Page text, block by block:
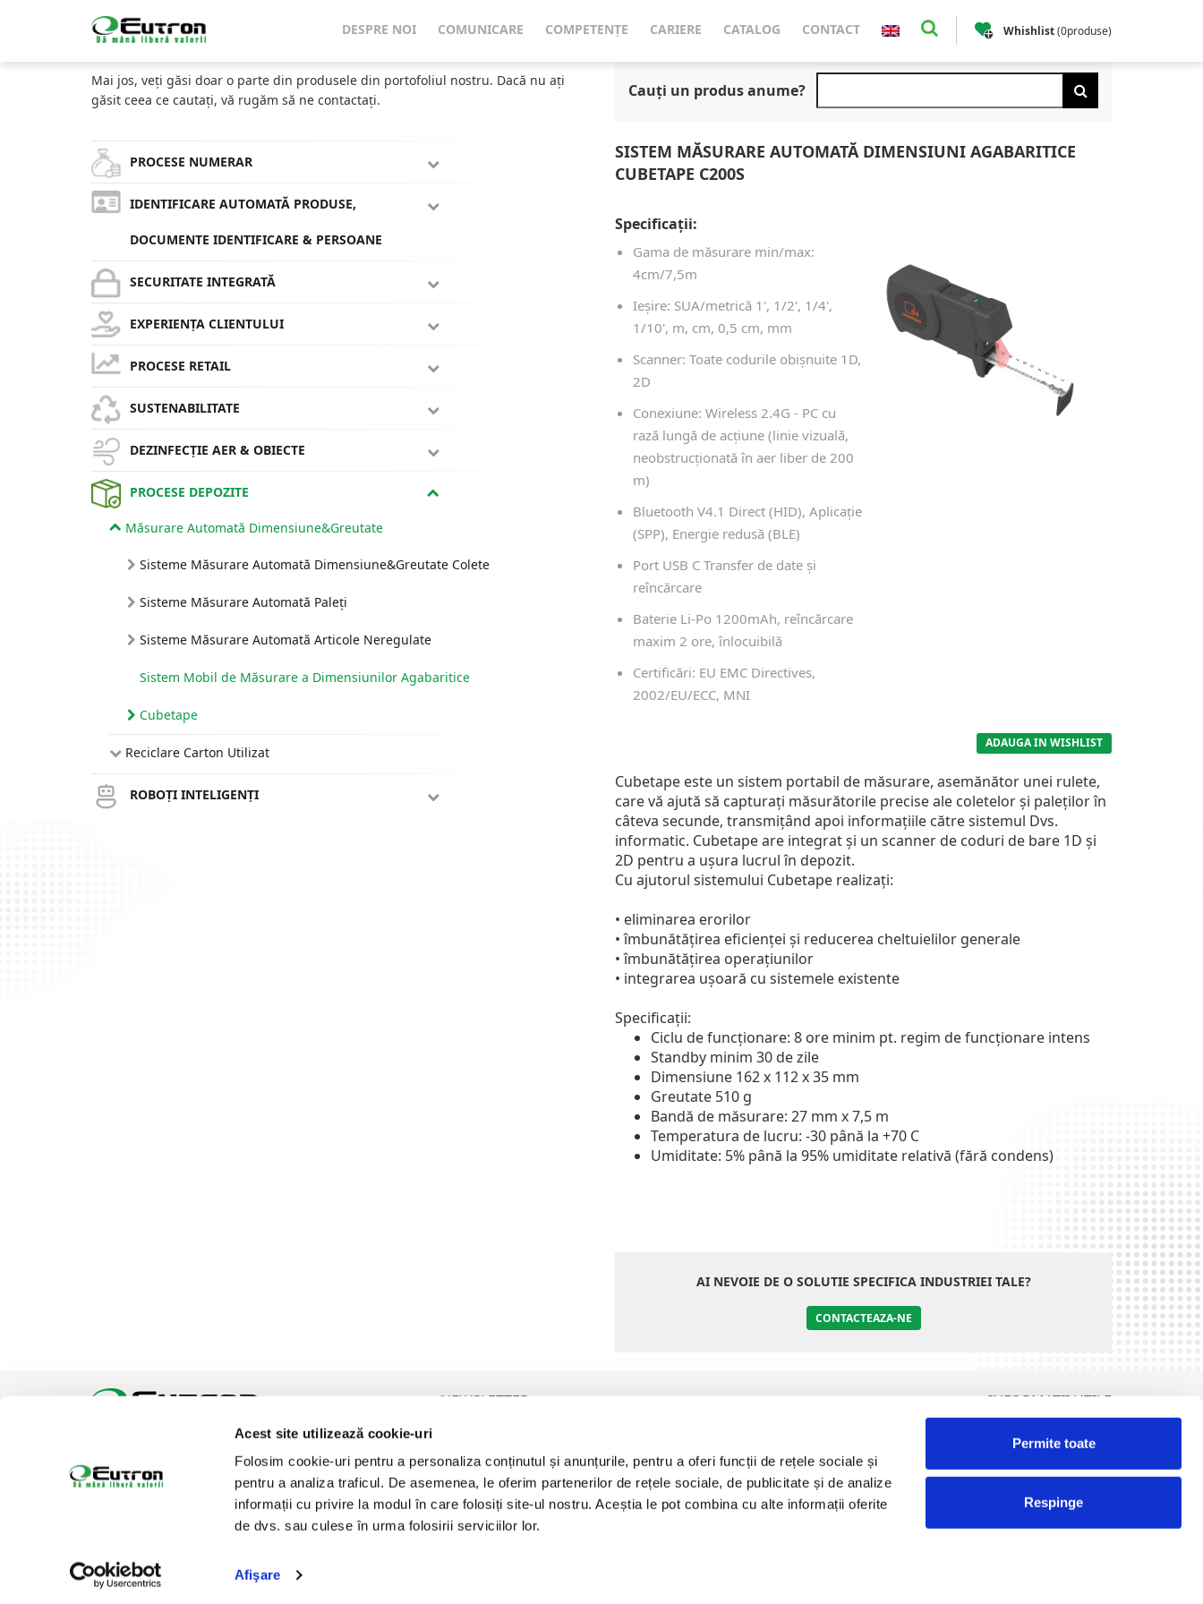
Acest site utilizează cookie-uri
Folosim cookie-uri pentru a personaliza conținutul și anunțurile, pentru a oferi funcții de rețele sociale și
pentru a analiza traficul. De asemenea, le oferim partenerilor de rețele sociale, de publicitate și de analize
informații cu privire la modul în care folosiți site-ul nostru. Aceștia le pot combina cu alte informații oferite
de dvs. sau culese în urma folosirii serviciilor lor.
Afişare
Permite toate
Respinge
Whishlist(0produse)
DESPRE NOI COMUNICARE COMPETENȚE CARIERE CATALOG CONTACT
Home
CATALOG
Mai jos, veți găsi doar o parte din produsele din portofoliul nostru. Dacă nu ați
găsit ceea ce cautați, vă rugăm să ne contactați.
Cauți un produs anume?
PROCESE NUMERAR
IDENTIFICARE AUTOMATĂ PRODUSE,
DOCUMENTE IDENTIFICARE & PERSOANE
SECURITATE INTEGRATĂ
EXPERIENȚA CLIENTULUI
PROCESE RETAIL
SUSTENABILITATE
DEZINFECȚIE AER & OBIECTE
PROCESE DEPOZITE
Măsurare Automată Dimensiune&Greutate
Sisteme Măsurare Automată Dimensiune&Greutate Colete
Sisteme Măsurare Automată Paleți
Sisteme Măsurare Automată Articole Neregulate
Sistem Mobil de Măsurare a Dimensiunilor Agabaritice
Cubetape
Reciclare Carton Utilizat
ROBOȚI INTELIGENȚI
SISTEM MĂSURARE AUTOMATĂ DIMENSIUNI AGABARITICE
CUBETAPE C200S
Specificații:
Gama de măsurare min/max:
4cm/7,5m
Ieșire: SUA/metrică 1', 1/2', 1/4',
1/10', m, cm, 0,5 cm, mm
Scanner: Toate codurile obișnuite 1D,
2D
Conexiune: Wireless 2.4G - PC cu
rază lungă de acțiune (linie vizuală,
neobstrucționată în aer liber de 200
m)
Bluetooth V4.1 Direct (HID), Aplicație
(SPP), Energie redusă (BLE)
Port USB C Transfer de date și
reîncărcare
Baterie Li-Po 1200mAh, reîncărcare
maxim 2 ore, înlocuibilă
Certificări: EU EMC Directives,
2002/EU/ECC, MNI
ADAUGA IN WISHLIST
Cubetape este un sistem portabil de măsurare, asemănător unei rulete,
care vă ajută să capturați măsurătorile precise ale coletelor și paleților în
câteva secunde, transmițând apoi informațiile către sistemul Dvs.
informatic. Cubetape are integrat și un scanner de coduri de bare 1D și
2D pentru a ușura lucrul în depozit.
Cu ajutorul sistemului Cubetape realizați:
• eliminarea erorilor
• îmbunătățirea eficienței și reducerea cheltuielilor generale
• îmbunătățirea operațiunilor
• integrarea ușoară cu sistemele existente
Specificații:
Ciclu de funcționare: 8 ore minim pt. regim de funcționare intens
Standby minim 30 de zile
Dimensiune 162 x 112 x 35 mm
Greutate 510 g
Bandă de măsurare: 27 mm x 7,5 m
Temperatura de lucru: -30 până la +70 C
Umiditate: 5% până la 95% umiditate relativă (fără condens)
AI NEVOIE DE O SOLUTIE SPECIFICA INDUSTRIEI TALE?
CONTACTEAZA-NE
Suntem prezenti pe
NEWSLETTER
Prin furnizarea adresei de email vă exprimați acordul pentru a
primi comunicări comerciale. Detalii aici: Politica de Prelucrare a
Datelor cu Caracter Personal (GDPR)
INFORMATII UTILE
Politica de Cookies
Politica de Prelucrare a Datelor cu Caracter Personal (GDPR)
DCP Tombola